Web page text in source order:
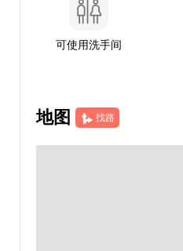
可使用洗手间
地图 找路